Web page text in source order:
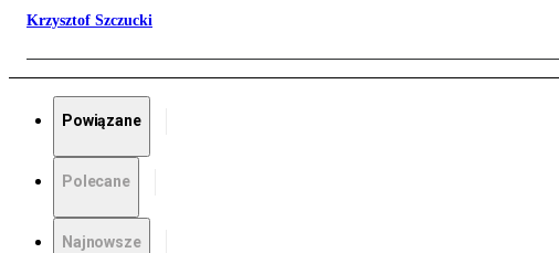
Krzysztof Szczucki
Powiązane
Polecane
Najnowsze